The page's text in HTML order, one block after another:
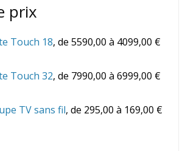
prix
Touch 18, de 5590,00 à 4099,00 €
Touch 32, de 7990,00 à 6999,00 €
TV sans fil, de 295,00 à 169,00 €